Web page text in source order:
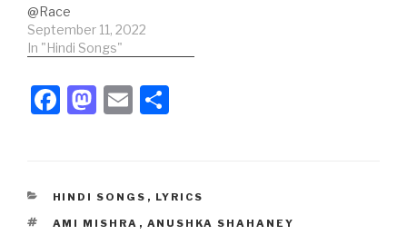
इंतजार कर!इश्क है तो, इश्क…
@Race
September 11, 2022
In "Hindi Songs"
F
e
b
M
o
d
E
e
CATEGORIES
HINDI SONGS , LYRICS
TAGS
AMI MISHRA , ANUSHKA SHAHANEY